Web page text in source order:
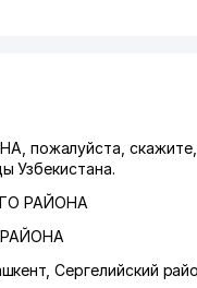
скажите,
Узбекистана.
РАЙОНА
,Сергелийский